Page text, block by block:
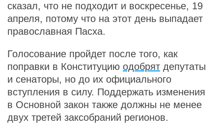
сказал, что не подходит и воскресенье, 19
апреля, потому что на этот день выпадает
православная Пасха.
Голосование пройдет после того, как
поправки в Конституцию одобрят депутаты
и сенаторы, но до их официального
вступления в силу. Поддержать изменения
в Основной закон также должны не менее
двух третей заксобраний регионов.